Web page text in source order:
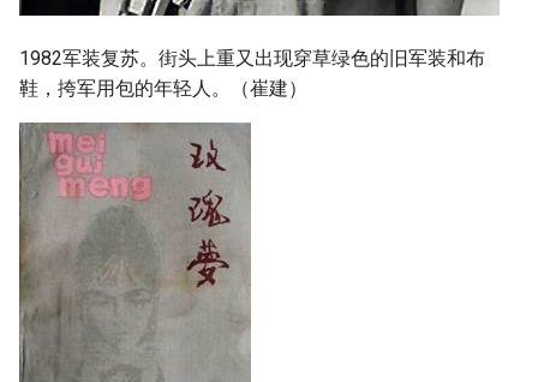
1982军装复苏。街头上重又出现穿草绿色的旧军装和布
鞋，挎军用包的年轻人。（崔建）